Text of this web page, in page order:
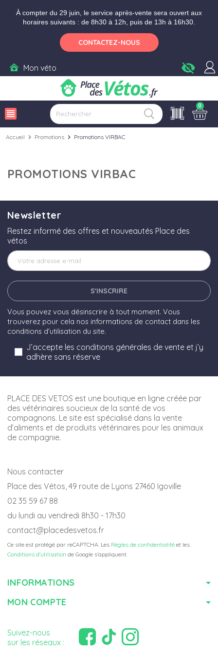
À compter du 29 juin, le service après-vente sera ouvert aux
horaires suivants : de 8h30 à 12h, puis de 13h à 16h30.
CONTACTEZ-NOUS
Mon véto visibility_off
view_headline
0
Accueil chevron_right Promotions chevron_right Promotions VIRBAC
PROMOTIONS VIRBAC
Newsletter
Restez informé des offres et nouveautés Place des
vétos
S'INSCRIRE
Vous pouvez vous désinscrire à tout moment. Vous
trouverez pour cela nos informations de contact dans les
conditions d'utilisation du site.
J’accepte les conditions générales de vente et j’y
adhère sans réserve
PLACE DES VETOS est une boutique en ligne créée par
des vétérinaires soucieux de la santé de vos
compagnons. Le site est spécialisé dans la vente
d’aliments et de produits vétérinaires pour les animaux
de compagnie.
Nous contacter
Place des Vétos, 49 route de Lyons 27460 Igoville
02 35 59 67 88
du lundi au vendredi 8h30 - 17h30
contact@placedesvetos.fr
Ce site est protégé par reCAPTCHA. Les Règles de confidentialité et les
Conditions d'utilisation de Google s'appliquent.
INFORMATIONS
MON COMPTE
Suivez-nous
sur les réseaux :